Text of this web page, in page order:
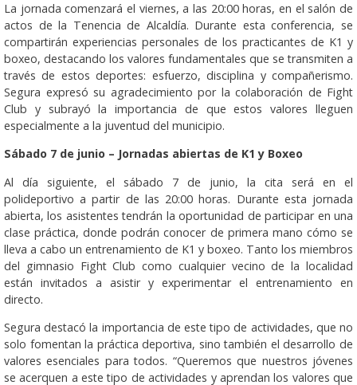
La jornada comenzará el viernes, a las 20:00 horas, en el salón de
actos de la Tenencia de Alcaldía. Durante esta conferencia, se
compartirán experiencias personales de los practicantes de K1 y
boxeo, destacando los valores fundamentales que se transmiten a
través de estos deportes: esfuerzo, disciplina y compañerismo.
Segura expresó su agradecimiento por la colaboración de Fight
Club y subrayó la importancia de que estos valores lleguen
especialmente a la juventud del municipio.
Sábado 7 de junio – Jornadas abiertas de K1 y Boxeo
Al día siguiente, el sábado 7 de junio, la cita será en el
polideportivo a partir de las 20:00 horas. Durante esta jornada
abierta, los asistentes tendrán la oportunidad de participar en una
clase práctica, donde podrán conocer de primera mano cómo se
lleva a cabo un entrenamiento de K1 y boxeo. Tanto los miembros
del gimnasio Fight Club como cualquier vecino de la localidad
están invitados a asistir y experimentar el entrenamiento en
directo.
Segura destacó la importancia de este tipo de actividades, que no
solo fomentan la práctica deportiva, sino también el desarrollo de
valores esenciales para todos. “Queremos que nuestros jóvenes
se acerquen a este tipo de actividades y aprendan los valores que